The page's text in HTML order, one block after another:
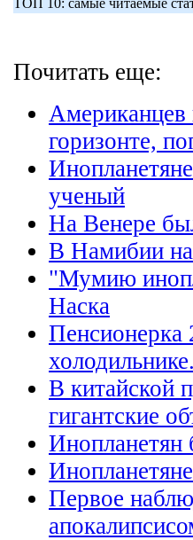
ТОП 10: самые читаемые
Почитать еще:
Американцев
горизонте,
ученый
На Венере
В Намибии
"Мумию
Наска
Пенсионерка
холодильнике.
В китайской
гигантские
Инопланетян
Первое